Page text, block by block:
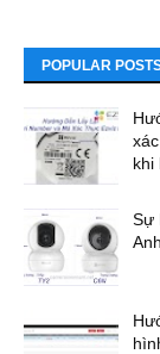
POPULAR
khi
Sự